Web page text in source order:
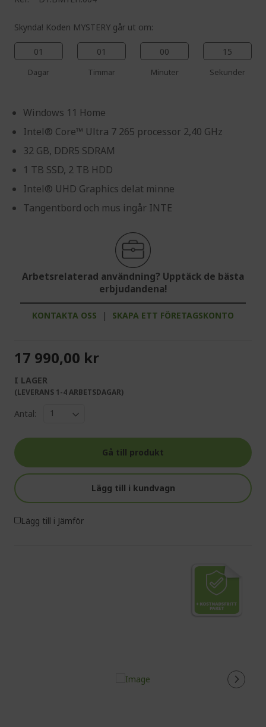
Skynda! Koden MYSTERY går ut om:
01
Dagar
01
Timmar
00
Minuter
14
Sekunder
Windows 11 Home
Intel® Core™ Ultra 7 265 processor 2,40 GHz
32 GB, DDR5 SDRAM
1 TB SSD, 2 TB HDD
Intel® UHD Graphics delat minne
Tangentbord och mus ingår INTE
Arbetsrelaterad användning? Upptäck de bästa
erbjudandena!
KONTAKTA OSS | SKAPA ETT FÖRETAGSKONTO
17 990,00 kr
I LAGER
(LEVERANS 1-4 ARBETSDAGAR)
Antal:
Gå till produkt
Lägg till i kundvagn
Lägg till i Jämför